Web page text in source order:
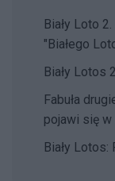
Biały Loto
"Białego
Biały Lotos
Fabuła
pojawi się
Biały Lotos: